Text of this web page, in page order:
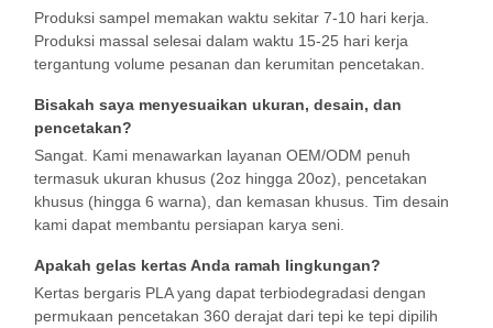
cangkir kertas es krim
Mangkuk kertas sekali pakai
cangkir sup kertas
Kantong kertas dengan pegangan
Kantong kertas roti
Kotak makanan untuk dibawa
Kotak Kue Kustom
Produksi sampel memakan waktu sekitar 7-10 hari kerja.
Produksi massal selesai dalam waktu 15-25 hari kerja
tergantung volume pesanan dan kerumitan pencetakan.
Bisakah saya menyesuaikan ukuran, desain, dan
pencetakan?
Sangat. Kami menawarkan layanan OEM/ODM penuh
termasuk ukuran khusus (2oz hingga 20oz), pencetakan
khusus (hingga 6 warna), dan kemasan khusus. Tim desain
kami dapat membantu persiapan karya seni.
Apakah gelas kertas Anda ramah lingkungan?
Kertas bergaris PLA yang dapat terbiodegradasi dengan
permukaan pencetakan 360 derajat dari tepi ke tepi dipilih